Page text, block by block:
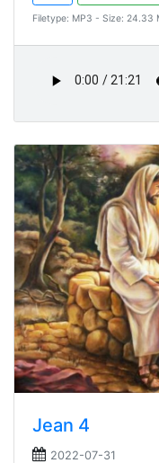
Filetype: MP3 - Size: 24.33
Jean 4
2022-07-31